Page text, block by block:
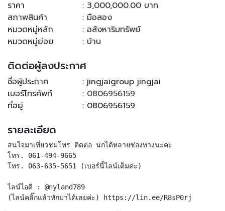
ราคา
: 3,000,000.00 บาท
สภาพสินค้า
: มือสอง
หมวดหมู่หลัก
: อสังหาริมทรัพย์
หมวดหมู่ย่อย
: บ้าน
ติดต่อผู้ลงประกาศ
ชื่อผู้ประกาศ
: jingjaigroup jingjai
เบอร์โทรศัพท์
: 0806956159
ที่อยู่
: 0806956159
รายละเอียด
สนใจมาเที่ยวชมโทร ติดต่อ นกได้หลายช่องทางนะคะ
โทร. 061-494-9665
โทร. 063-635-5651 (เบอร์นี้ไลน์เต็มค่ะ)
ไลน์ไอดี : @nyland789
(ไลน์คลิ๊กแล้วทักมาได้เลยค่ะ) https://lin.ee/R8sP0rj